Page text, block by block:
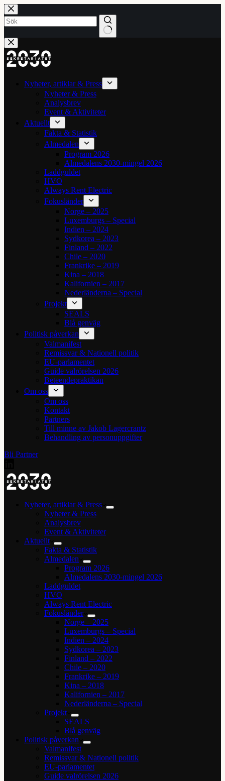
Hoppa
till
innehåll
Inga
resultat
Nyheter, artiklar & Press
Nyheter & Press
Analysbrev
Event & Aktiviteter
Aktuellt
Fakta & Statistik
Almedalen
Program 2026
Almedalens 2030-mingel 2026
Laddguldet
HVO
Always Rent Electric
Fokusländer
Norge – 2025
Luxemburgs – Special
Indien – 2024
Sydkorea – 2023
Finland – 2022
Chile – 2020
Frankrike – 2019
Kina – 2018
Kalifornien – 2017
Nederländerna – Special
Projekt
SEALS
Blå genväg
Politisk påverkan
Valmanifest
Remissvar & Nationell politik
EU-parlamentet
Guide valrörelsen 2026
Beteendepraktikan
Om oss
Om oss
Kontakt
Partners
Till minne av Jakob Lagercrantz
Behandling av personuppgifter
Bli Partner
Nyheter, artiklar & Press
Nyheter & Press
Analysbrev
Event & Aktiviteter
Aktuellt
Fakta & Statistik
Almedalen
Program 2026
Almedalens 2030-mingel 2026
Laddguldet
HVO
Always Rent Electric
Fokusländer
Norge – 2025
Luxemburgs – Special
Indien – 2024
Sydkorea – 2023
Finland – 2022
Chile – 2020
Frankrike – 2019
Kina – 2018
Kalifornien – 2017
Nederländerna – Special
Projekt
SEALS
Blå genväg
Politisk påverkan
Valmanifest
Remissvar & Nationell politik
EU-parlamentet
Guide valrörelsen 2026